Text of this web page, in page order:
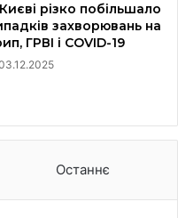
різко побільшало
захворювань на
ГРВІ і COVID-19
Останнє